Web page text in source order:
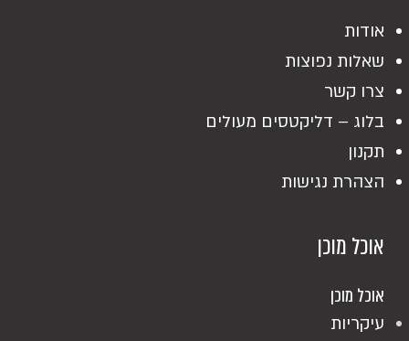
אוכל מוכן
אוכל מוכן
עיקריות
אודות
שאלות נפוצות
צרו קשר
בלוג – דליקטסים מעולים
תקנון
הצהרת נגישות